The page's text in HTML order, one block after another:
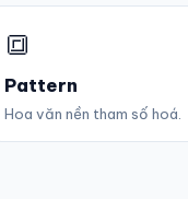
🔳
Pattern
Hoa văn nền tham số hoá.